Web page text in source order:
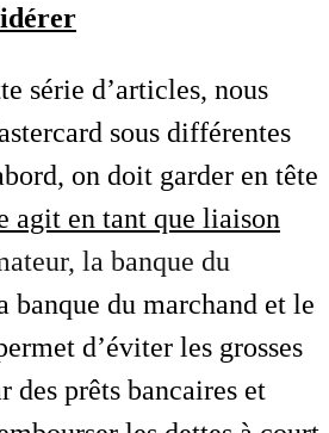
série d’articles, nous
sous différentes
on doit garder en tête
agit en tant que liaison
la banque du
banque du marchand et le
d’éviter les grosses
des prêts bancaires et